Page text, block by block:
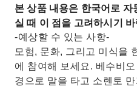
본 상품 내용은 한국어로
실 때 이 점을 고려하시기
-예상할 수 있는 사항-
모험, 문화, 그리고 미식을
에 참여해 보세요. 베수비
경으로 말을 타고 소렌토